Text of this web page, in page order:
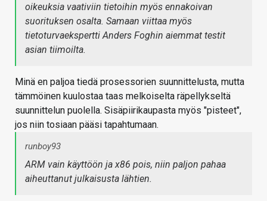
oikeuksia vaativiin tietoihin myös ennakoivan
suorituksen osalta. Samaan viittaa myös
tietoturvaekspertti Anders Foghin aiemmat testit
asian tiimoilta.
Minä en paljoa tiedä prosessorien suunnittelusta, mutta
tämmöinen kuulostaa taas melkoiselta räpellykseltä
suunnittelun puolella. Sisäpiirikaupasta myös "pisteet",
jos niin tosiaan pääsi tapahtumaan.
runboy93
ARM vain käyttöön ja x86 pois, niin paljon pahaa
aiheuttanut julkaisusta lähtien.